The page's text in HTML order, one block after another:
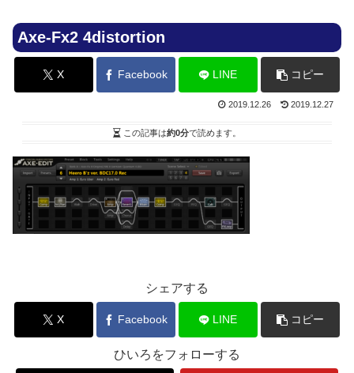
Axe-Fx2 4distortion
X Facebook LINE コピー
2019.12.26 2019.12.27
この記事は約0分で読めます。
シェアする
X Facebook LINE コピー
ひいろをフォローする